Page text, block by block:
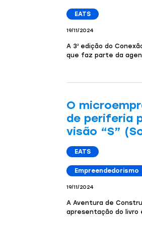
EATS
19/11/2024
A 3ª edição do
que faz parte da
O
de periferia
visão “S”
EATS
Empreendedorismo
19/11/2024
A Aventura de
apresentação do livro